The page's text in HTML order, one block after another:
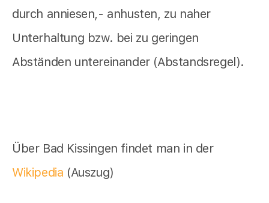
durch anniesen,- anhusten, zu naher
Unterhaltung bzw. bei zu geringen
Abständen untereinander (Abstandsregel).
Über Bad Kissingen findet man in der
Wikipedia (Auszug)